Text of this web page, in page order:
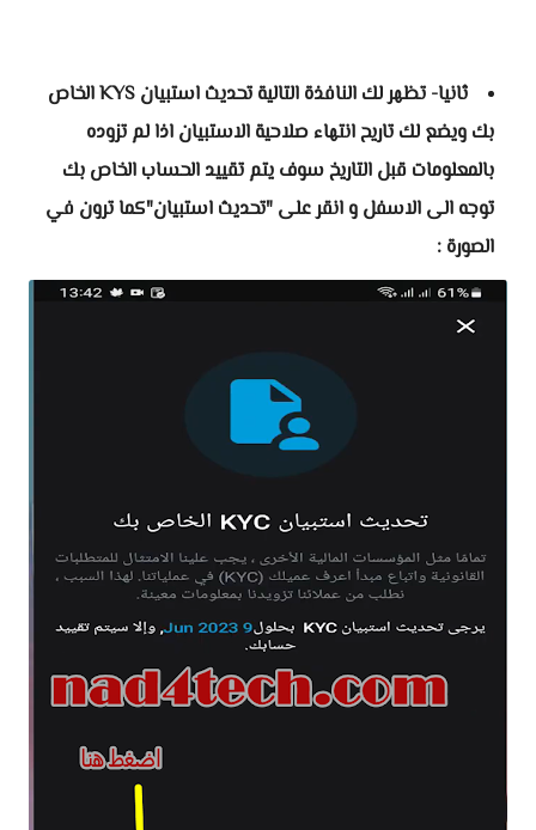
ثانيا- تظهر لك النافذة التالية تحديث استبيان KYS الخاص
بك ويضع لك تاريح انتهاء صلاحية الاستبيان اذا لم تزوده
بالمعلومات قبل التاريخ سوف يتم تقييد الحساب الخاص بك
توجه الى الاسفل و انقر على "تحديث استبيان"كما ترون في
الصورة :